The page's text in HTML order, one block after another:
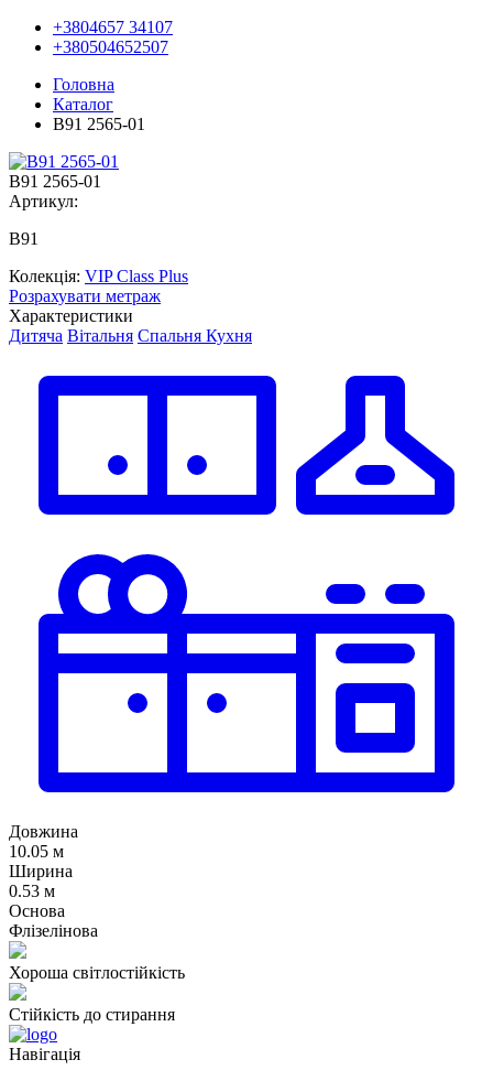
+3804657 34107
+380504652507
Головна
Каталог
В91 2565-01
В91 2565-01
Артикул:
В91
Колекція: VIP Class Plus
Розрахувати метраж
Характеристики
Дитяча Вітальня Спальня Кухня
Довжина
10.05 м
Ширина
0.53 м
Основа
Флізелінова
Хороша світлостійкість
Стійкість до стирання
Навігація